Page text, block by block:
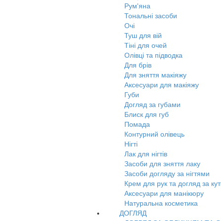
Рум'яна
Тональні засоби
Очі
Туш для вій
Тіні для очей
Олівці та підводка
Для брів
Для зняття макіяжу
Аксесуари для макіяжу
Губи
Догляд за губами
Блиск для губ
Помада
Контурний олівець
Нігті
Лак для нігтів
Засоби для зняття лаку
Засоби догляду за нігтями
Крем для рук та догляд за
Аксесуари для манікюру
Натуральна косметика
ДОГЛЯД